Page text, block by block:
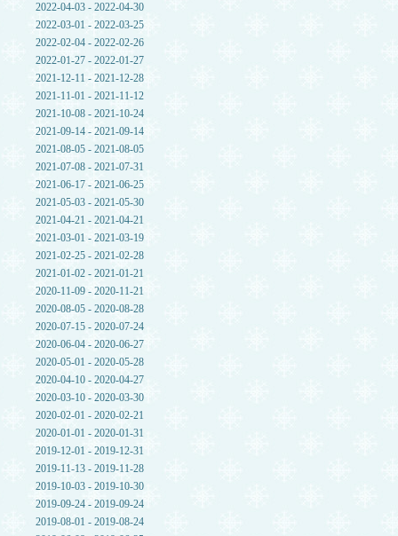
2022-04-03 - 2022-04-30
2022-03-01 - 2022-03-25
2022-02-04 - 2022-02-26
2022-01-27 - 2022-01-27
2021-12-11 - 2021-12-28
2021-11-01 - 2021-11-12
2021-10-08 - 2021-10-24
2021-09-14 - 2021-09-14
2021-08-05 - 2021-08-05
2021-07-08 - 2021-07-31
2021-06-17 - 2021-06-25
2021-05-03 - 2021-05-30
2021-04-21 - 2021-04-21
2021-03-01 - 2021-03-19
2021-02-25 - 2021-02-28
2021-01-02 - 2021-01-21
2020-11-09 - 2020-11-21
2020-08-05 - 2020-08-28
2020-07-15 - 2020-07-24
2020-06-04 - 2020-06-27
2020-05-01 - 2020-05-28
2020-04-10 - 2020-04-27
2020-03-10 - 2020-03-30
2020-02-01 - 2020-02-21
2020-01-01 - 2020-01-31
2019-12-01 - 2019-12-31
2019-11-13 - 2019-11-28
2019-10-03 - 2019-10-30
2019-09-24 - 2019-09-24
2019-08-01 - 2019-08-24